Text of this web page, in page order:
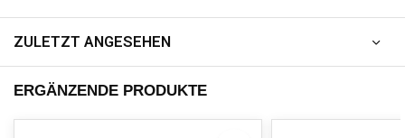
ZULETZT ANGESEHEN
ERGÄNZENDE PRODUKTE